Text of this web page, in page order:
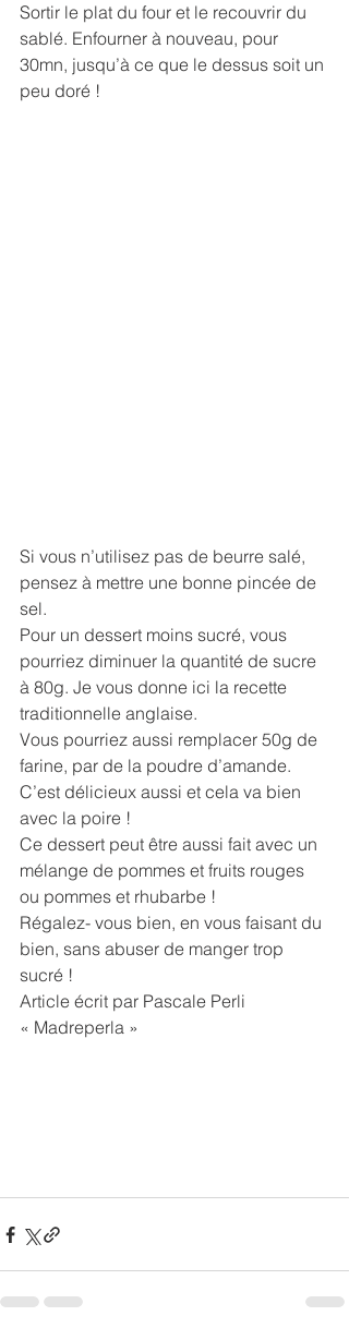
Sortir le plat du four et le recouvrir du
sablé. Enfourner à nouveau, pour
30mn, jusqu’à ce que le dessus soit un
peu doré !
Si vous n’utilisez pas de beurre salé,
pensez à mettre une bonne pincée de
sel.
Pour un dessert moins sucré, vous
pourriez diminuer la quantité de sucre
à 80g. Je vous donne ici la recette
traditionnelle anglaise.
Vous pourriez aussi remplacer 50g de
farine, par de la poudre d’amande.
C’est délicieux aussi et cela va bien
avec la poire !
Ce dessert peut être aussi fait avec un
mélange de pommes et fruits rouges
ou pommes et rhubarbe !
Régalez- vous bien, en vous faisant du
bien, sans abuser de manger trop
sucré !
Article écrit par Pascale Perli
« Madreperla »